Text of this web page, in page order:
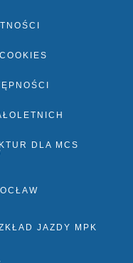
DLA MCS
JAZDY MPK